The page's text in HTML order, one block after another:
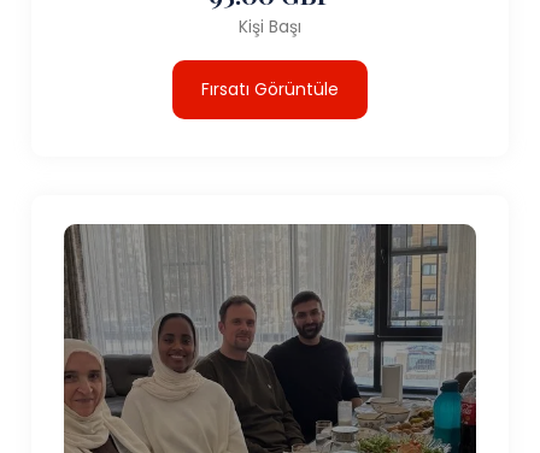
Kişi Başı
Fırsatı Görüntüle